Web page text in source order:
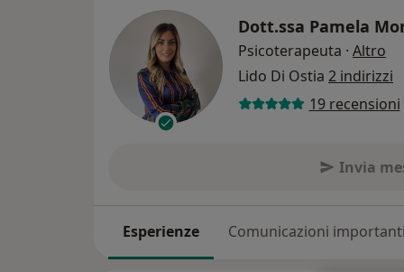
Dott.ssa Pamela
Psicoterapeuta · Altro
Lido Di Ostia 2 indirizzi
19 recensioni
Invia
Esperienze Comunicazioni importanti